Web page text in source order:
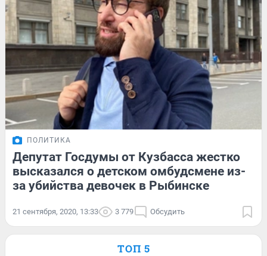
ПОЛИТИКА
Депутат Госдумы от Кузбасса жестко
высказался о детском омбудсмене из-
за убийства девочек в Рыбинске
21 сентября, 2020, 13:33 3 779 Обсудить
ТОП 5